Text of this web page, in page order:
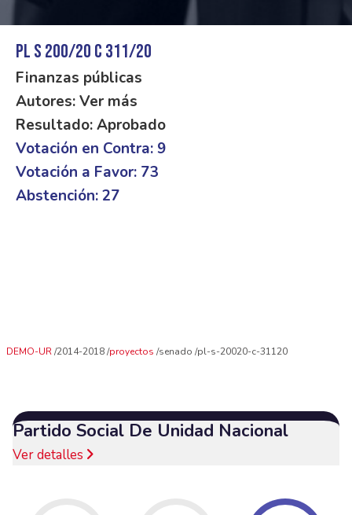
PL S 200/20 C 311/20
Finanzas públicas
Autores: Ver más
Resultado: Aprobado
Votación en Contra: 9
Votación a Favor: 73
Abstención: 27
DEMO-UR 2014-2018 proyectos senado pl-s-20020-c-31120
Partido Social De Unidad Nacional
Ver detalles